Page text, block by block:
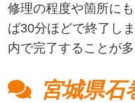
修理の程度や箇所に
ば30分ほどで終了し
内で完了することが多
宮城県石